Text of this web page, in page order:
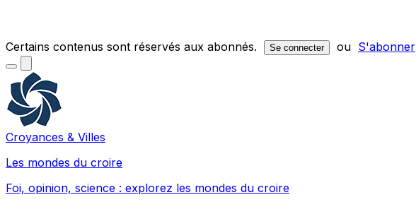
Certains contenus sont réservés aux abonnés. Se connecter ou S'abonner
Croyances & Villes
Les mondes du croire
Foi, opinion, science : explorez les mondes du croire